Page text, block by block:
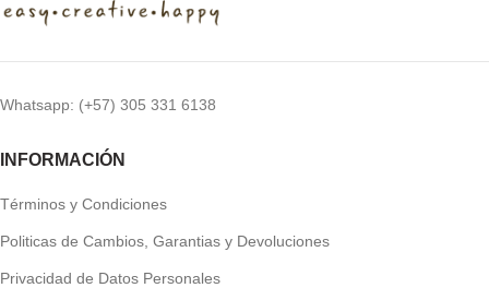
Whatsapp: (+57) 305 331 6138
INFORMACIÓN
Términos y Condiciones
Politicas de Cambios, Garantias y Devoluciones
Privacidad de Datos Personales